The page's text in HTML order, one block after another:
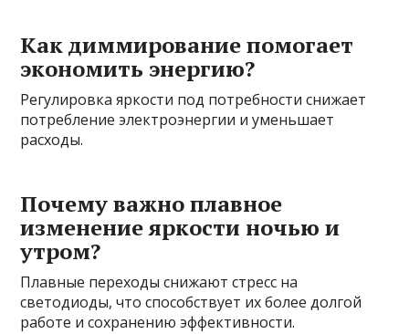
Как диммирование помогает
экономить энергию?
Регулировка яркости под потребности снижает
потребление электроэнергии и уменьшает
расходы.
Почему важно плавное
изменение яркости ночью и
утром?
Плавные переходы снижают стресс на
светодиоды, что способствует их более долгой
работе и сохранению эффективности.